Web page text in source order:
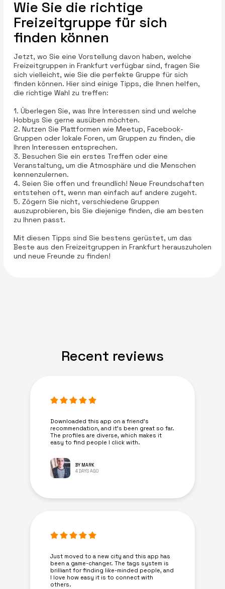
Wie Sie die richtige
Freizeitgruppe für sich
finden können
Jetzt, wo Sie eine Vorstellung davon haben, welche
Freizeitgruppen in Frankfurt verfügbar sind, fragen Sie
sich vielleicht, wie Sie die perfekte Gruppe für sich
finden können. Hier sind einige Tipps, die Ihnen helfen,
die richtige Wahl zu treffen:
1. Überlegen Sie, was Ihre Interessen sind und welche
Hobbys Sie gerne ausüben möchten.
2. Nutzen Sie Plattformen wie Meetup, Facebook-
Gruppen oder lokale Foren, um Gruppen zu finden, die
Ihren Interessen entsprechen.
3. Besuchen Sie ein erstes Treffen oder eine
Veranstaltung, um die Atmosphäre und die Menschen
kennenzulernen.
4. Seien Sie offen und freundlich! Neue Freundschaften
entstehen oft, wenn man einfach auf andere zugeht.
5. Zögern Sie nicht, verschiedene Gruppen
auszuprobieren, bis Sie diejenige finden, die am besten
zu Ihnen passt.
Mit diesen Tipps sind Sie bestens gerüstet, um das
Beste aus den Freizeitgruppen in Frankfurt herauszuholen
und neue Freunde zu finden!
Recent reviews
Downloaded this app on a friend's
recommendation, and it’s been great so far.
The profiles are diverse, which makes it
easy to find people I click with.
BY MARK
4 DAYS AGO
Just moved to a new city and this app has
been a game-changer. The tags system is
brilliant for finding like-minded people, and
I love how easy it is to connect with
others.